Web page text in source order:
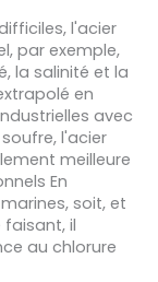
l'acier
par exemple,
la salinité et la
en
avec
l'acier
meilleure
En
soit, et
il
au chlorure